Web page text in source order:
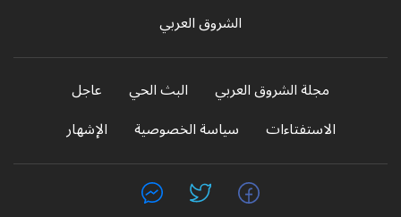
الشروق العربي
مجلة الشروق العربي البث الحي
عاجل
الاستفتاءات
سياسة الخصوصية الإشهار